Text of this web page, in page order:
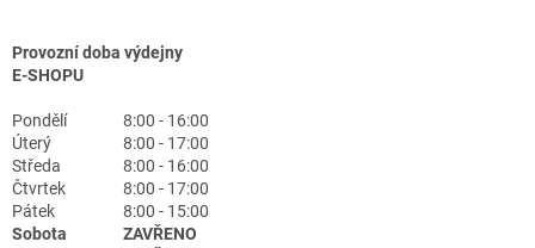
Provozní doba výdejny
E-SHOPU
Pondělí
8:00 - 16:00
Úterý
8:00 - 17:00
Středa
8:00 - 16:00
Čtvrtek
8:00 - 17:00
Pátek
8:00 - 15:00
Sobota
ZAVŘENO